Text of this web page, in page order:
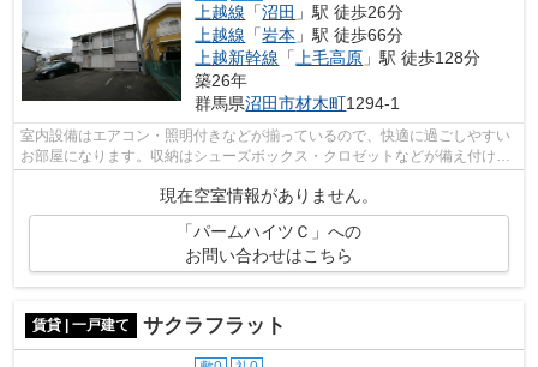
上越線 「沼田 」駅 徒歩26分
上越線 「岩本 」駅 徒歩66分
上越新幹線 「 上毛高原 」駅 徒歩128分
築26年
群馬県沼田市材木町1294-1
室内設備はエアコン・照明付きなどが揃っているので、快適に過ごしやすい
お部屋になります。収納はシューズボックス・クロゼットなどが備え付けら
現在空室情報がありません。
「パームハイツＣ」への
お問い合わせはこちら
賃貸 | 一戸建て サクラフラット